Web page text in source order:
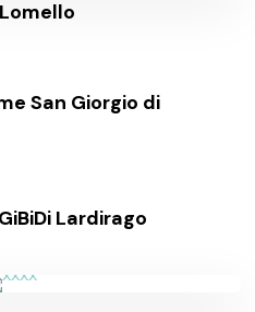
San Giorgio di
Lardirago